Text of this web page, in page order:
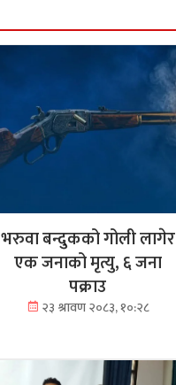
भरुवा बन्दुकको गोली लागेर
एक जनाको मृत्यु, ६ जना
पक्राउ
२३ श्रावण २०८३, १०:२८